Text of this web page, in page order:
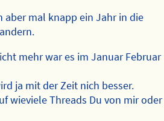
aber mal knapp ein Jahr in die
mehr war es im Januar Februar
ja mit der Zeit nich besser.
wieviele Threads Du von mir oder